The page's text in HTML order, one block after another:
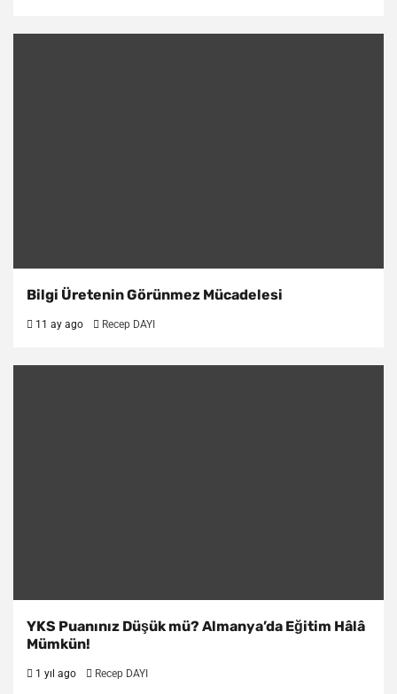
Bilgi Üretenin Görünmez Mücadelesi
11 ay ago Recep DAYI
YKS Puanınız Düşük mü? Almanya’da Eğitim Hâlâ
Mümkün!
1 yıl ago Recep DAYI